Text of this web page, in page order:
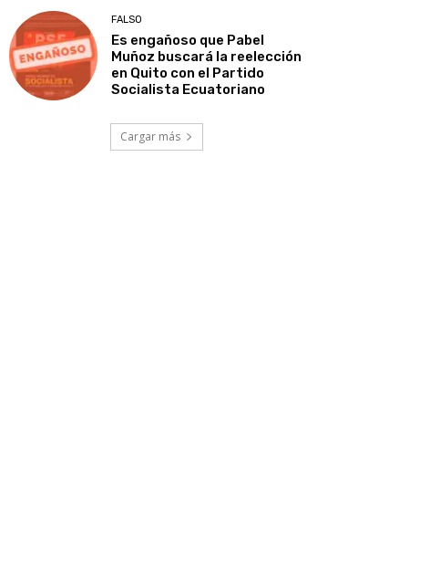
FALSO
Es engañoso que Pabel
Muñoz buscará la reelección
en Quito con el Partido
Socialista Ecuatoriano
Cargar más